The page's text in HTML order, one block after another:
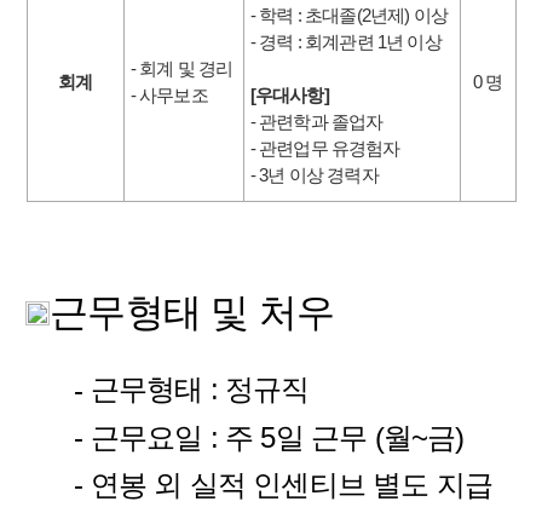
회계
- 회계 및 경리
- 사무보조
- 학력 : 초대졸(2년제) 이상
- 경력 : 회계관련 1년 이상
[우대사항]
- 관련학과 졸업자
- 관련업무 유경험자
- 3년 이상 경력자
0 명
근무형태 및 처우
- 근무형태 : 정규직
- 근무요일 : 주 5일 근무 (월~금)
- 연봉 외 실적 인센티브 별도 지급